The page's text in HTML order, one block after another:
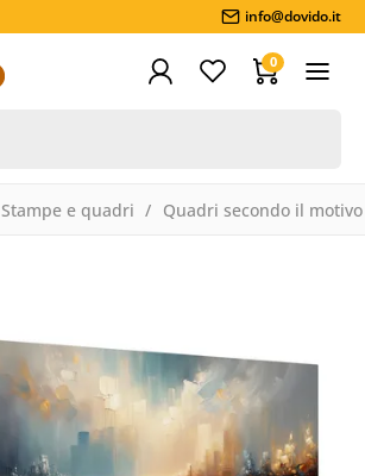
info@dovido.it
0
Stampe e quadri Quadri secondo il motivo